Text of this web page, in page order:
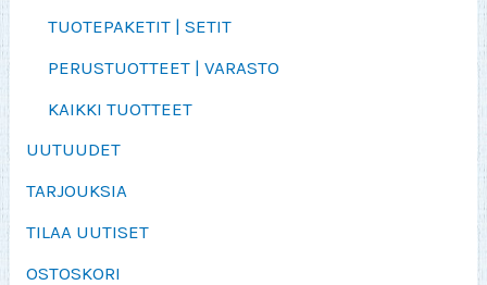
TUOTEPAKETIT | SETIT
PERUSTUOTTEET | VARASTO
KAIKKI TUOTTEET
UUTUUDET
TARJOUKSIA
TILAA UUTISET
OSTOSKORI